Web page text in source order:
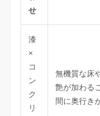
せ
漆
×
コ
ン
ク
リ
無機質な床
艶が加わる
間に奥行き